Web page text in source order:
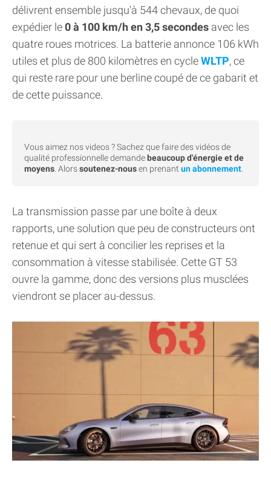
délivrent ensemble jusqu'à 544 chevaux, de quoi
expédier le0 à 100 km/h en 3,5 secondes avec les
quatre roues motrices. La batterie annonce 106 kWh
utiles et plus de 800 kilomètres en cycleWLTP, ce
qui reste rare pour une berline coupé de ce gabarit et
de cette puissance.
Vous aimez nos videos ? Sachez que faire des vidéos de
qualité professionnelle demande beaucoup d'énergie et de
moyens . Alorssoutenez-nousen prenant un abonnement
La transmission passe par une boîte à deux
rapports, une solution que peu de constructeurs ont
retenue et qui sert à concilier les reprises et la
consommation à vitesse stabilisée. Cette GT 53
ouvre la gamme, donc des versions plus musclées
viendront se placer au-dessus.